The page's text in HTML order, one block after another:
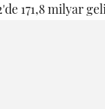
171,8 milyar